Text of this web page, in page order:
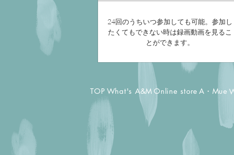
24回のうちいつ参加しても可能。参加し
たくてもできない時は録画動画を見るこ
とができます。
TOP What's A&M Online store A・Mue